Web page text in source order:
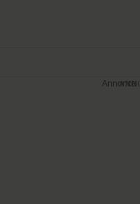
Annonce